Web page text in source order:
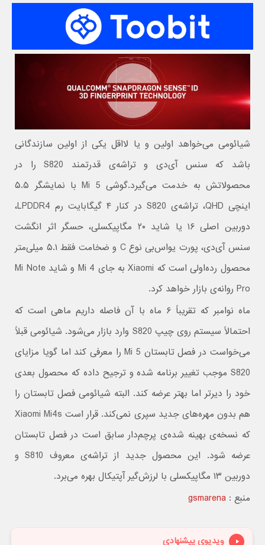
شیائومی می‌خواهد اولین و یا لااقل یکی از اولین سازندگانی
باشد که سنس آی‌دی و تراشه‌ی قدرتمند S820 را در
محصولاتش به خدمت می‌گیرد.گوشی Mi 5 با نمایشگر ۵.۵
اینچی QHD، تراشه‌ی S820 در کنار ۴ گیگابایت رم LPDDR4،
دوربین اصلی ۱۶ یا شاید ۲۰ مگاپیکسلی، حسگر اثر انگشت
سنس ‌آی‌دی، پورت یو‌اس‌بی نوع C و ضخامت فقط ۵.۱ میلی‌متر
محصول رده‌اولی است که Xiaomi به جای Mi 4 و شاید Mi Note
Pro روانه‌ی بازار خواهد کرد.
ماه نوامبر که تقریباً ۶ ماه با آن فاصله داریم ماهی است که
احتمالاً سیستم روی چیپ S820 وارد بازار می‌شود. شیائومی قبلاً
می‌خواست در فصل تابستان Mi 5 را معرفی کند اما گویا مزایای
S820 موجب تغییر برنامه شده و ترجیح داده که محصول بعدی
خود را دیرتر اما بهتر عرضه کند. البته شیائومی فصل تابستان را
هم بدون مهره‌های جدید سپری نمی‌کند. قرار است Xiaomi Mi4s
که نسخه‌ی بهینه شده‌ی پرچم‌دار سابق است در فصل تابستان
عرضه شود. این محصول جدید از تراشه‌ی معروف S810 و
دوربین ۱۳ مگاپیکسلی با لرزش‌گیر آپتیکال بهره می‌برد.
منبع :gsmarena
ویدیوی پیشنهادی